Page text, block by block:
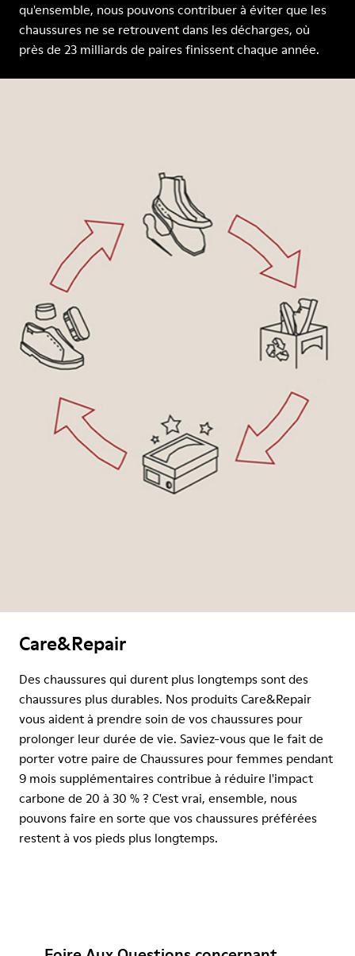
qu'ensemble, nous pouvons contribuer à éviter que les
chaussures ne se retrouvent dans les décharges, où
près de 23 milliards de paires finissent chaque année.
Care&Repair
Des chaussures qui durent plus longtemps sont des
chaussures plus durables. Nos produits Care&Repair
vous aident à prendre soin de vos chaussures pour
prolonger leur durée de vie. Saviez-vous que le fait de
porter votre paire de Chaussures pour femmes pendant
9 mois supplémentaires contribue à réduire l'impact
carbone de 20 à 30 % ? C'est vrai, ensemble, nous
pouvons faire en sorte que vos chaussures préférées
restent à vos pieds plus longtemps.